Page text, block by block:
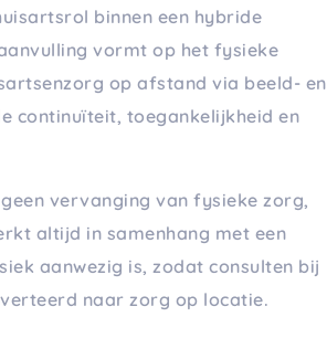
binnen een hybride
vormt op het fysieke
op afstand via beeld- en
continuïteit, toegankelijkheid en
vervanging van fysieke zorg,
altijd in samenhang met een
aanwezig is, zodat consulten bij
naar zorg op locatie.